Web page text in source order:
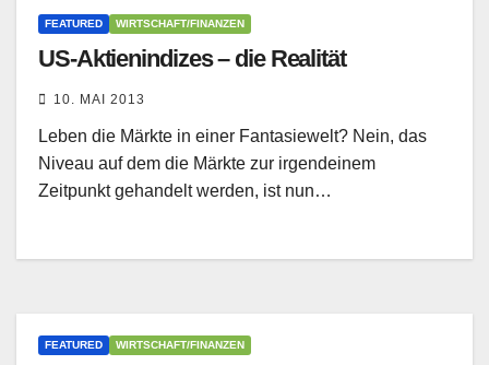
FEATURED WIRTSCHAFT/FINANZEN
US-Aktienindizes – die Realität
10. MAI 2013
Leben die Märkte in einer Fantasiewelt? Nein, das
Niveau auf dem die Märkte zur irgendeinem
Zeitpunkt gehandelt werden, ist nun…
FEATURED WIRTSCHAFT/FINANZEN